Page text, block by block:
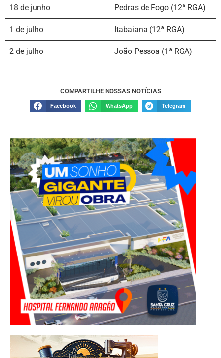
18 de junho Pedras de Fogo (12ª RGA)
1 de julho Itabaiana (12ª RGA)
2 de julho João Pessoa (1ª RGA)
COMPARTILHE NOSSAS NOTÍCIAS
Facebook WhatsApp Telegram